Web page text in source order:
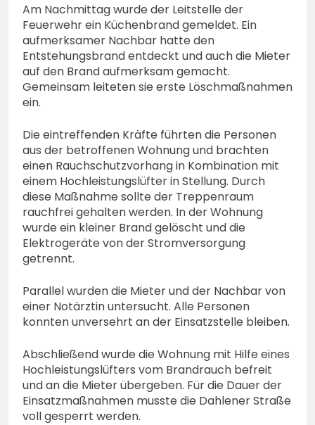
Am Nachmittag wurde der Leitstelle der
Feuerwehr ein Küchenbrand gemeldet. Ein
aufmerksamer Nachbar hatte den
Entstehungsbrand entdeckt und auch die Mieter
auf den Brand aufmerksam gemacht.
Gemeinsam leiteten sie erste Löschmaßnahmen
ein.
Die eintreffenden Kräfte führten die Personen
aus der betroffenen Wohnung und brachten
einen Rauchschutzvorhang in Kombination mit
einem Hochleistungslüfter in Stellung. Durch
diese Maßnahme sollte der Treppenraum
rauchfrei gehalten werden. In der Wohnung
wurde ein kleiner Brand gelöscht und die
Elektrogeräte von der Stromversorgung
getrennt.
Parallel wurden die Mieter und der Nachbar von
einer Notärztin untersucht. Alle Personen
konnten unversehrt an der Einsatzstelle bleiben.
Abschließend wurde die Wohnung mit Hilfe eines
Hochleistungslüfters vom Brandrauch befreit
und an die Mieter übergeben. Für die Dauer der
Einsatzmaßnahmen musste die Dahlener Straße
voll gesperrt werden.